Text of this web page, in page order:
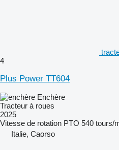
4
Plus Power TT604
Enchère
Tracteur à roues
2025
Vitesse de rotation PTO 540 tours/
Italie, Caorso